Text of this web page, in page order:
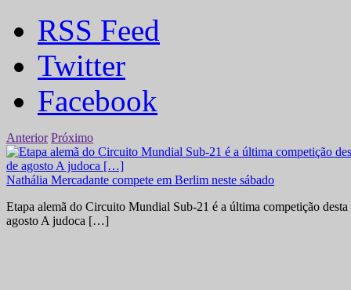
RSS Feed
Twitter
Facebook
Anterior Próximo
Nathália Mercadante compete em Berlim neste sábado
Etapa alemã do Circuito Mundial Sub-21 é a última competição
agosto A judoca […]